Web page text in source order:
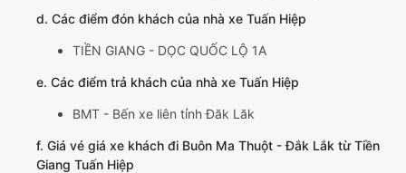
d. Các điểm đón khách của nhà xe Tuấn Hiệp
TIỀN GIANG - DỌC QUỐC LỘ 1A
e. Các điểm trả khách của nhà xe Tuấn Hiệp
BMT - Bến xe liên tỉnh Đăk Lăk
f. Giá vé giá xe khách đi Buôn Ma Thuột - Đắk Lắk từ Tiền
Giang Tuấn Hiệp